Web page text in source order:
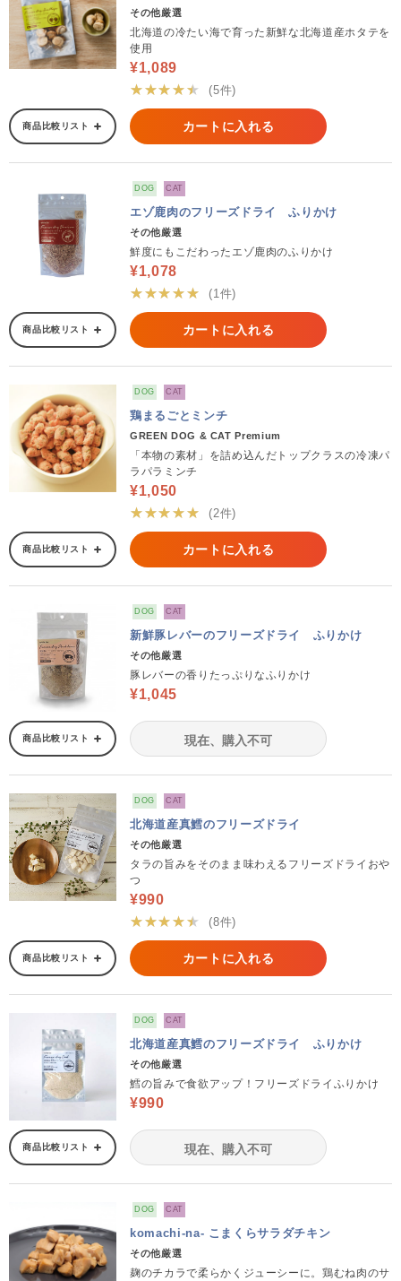
その他厳選
北海道の冷たい海で育った新鮮な北海道産ホタテを
使用
¥1,089
★★★★★
(5件)
商品比較リスト カートに入れる
DOG CAT
エゾ鹿肉のフリーズドライ ふりかけ
その他厳選
鮮度にもこだわったエゾ鹿肉のふりかけ
¥1,078
★★★★★
(1件)
商品比較リスト カートに入れる
DOG CAT
鶏まるごとミンチ
GREEN DOG & CAT Premium
「本物の素材」を詰め込んだトップクラスの冷凍パ
ラパラミンチ
¥1,050
★★★★★
(2件)
商品比較リスト カートに入れる
DOG CAT
新鮮豚レバーのフリーズドライ ふりかけ
その他厳選
豚レバーの香りたっぷりなふりかけ
¥1,045
商品比較リスト 現在、購入不可
DOG CAT
北海道産真鱈のフリーズドライ
その他厳選
タラの旨みをそのまま味わえるフリーズドライおや
つ
¥990
★★★★★
(8件)
商品比較リスト カートに入れる
DOG CAT
北海道産真鱈のフリーズドライ ふりかけ
その他厳選
鱈の旨みで食欲アップ！フリーズドライふりかけ
¥990
商品比較リスト 現在、購入不可
DOG CAT
komachi-na- こまくらサラダチキン
その他厳選
麹のチカラで柔らかくジューシーに。鶏むね肉のサ